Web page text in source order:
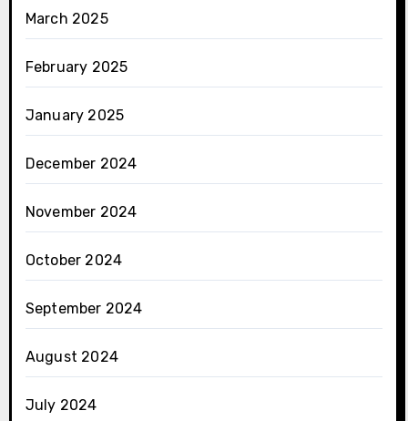
March 2025
February 2025
January 2025
December 2024
November 2024
October 2024
September 2024
August 2024
July 2024